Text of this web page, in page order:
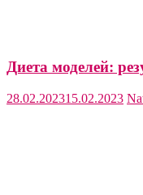
Диета моделей:
28.02.202315.02.2023